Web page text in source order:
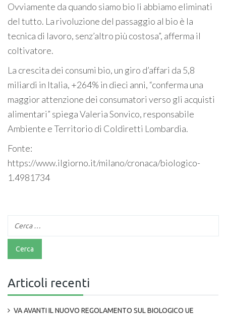
Ovviamente da quando siamo bio li abbiamo eliminati
del tutto. La rivoluzione del passaggio al bio è la
tecnica di lavoro, senz’altro più costosa”, afferma il
coltivatore.
La crescita dei consumi bio, un giro d’affari da 5,8
miliardi in Italia, +264% in dieci anni, “conferma una
maggior attenzione dei consumatori verso gli acquisti
alimentari” spiega Valeria Sonvico, responsabile
Ambiente e Territorio di Coldiretti Lombardia.
Fonte:
https://www.ilgiorno.it/milano/cronaca/biologico-
1.4981734
Articoli recenti
VA AVANTI IL NUOVO REGOLAMENTO SUL BIOLOGICO UE